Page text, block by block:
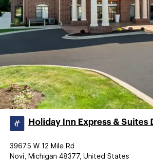
Holiday Inn Express & Suites
39675 W 12 Mile Rd
Novi, Michigan 48377, United States